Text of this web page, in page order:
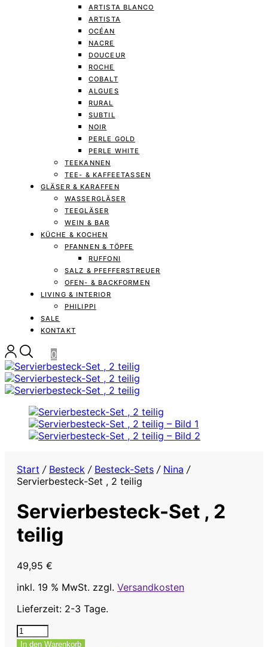
ARTISTA BLANCO
ARTISTA
OCÉAN
NACRE
DOUCEUR
ROCHE
COBALT
ALGUES
RURAL
SUBTIL
NOIR
PERLE GOLD
PERLE WHITE
TEEKANNEN
TEE- & KAFFEETASSEN
GLÄSER & KARAFFEN
WASSERGLÄSER
TEEGLÄSER
WEIN & BAR
KÜCHE & KOCHEN
PFANNEN & TÖPFE
RUFFONI
SALZ & PFEFFERSTREUER
OFEN- & BACKFORMEN
LIVING & INTERIOR
PHILIPPI
SALE
KONTAKT
0
Start / Besteck / Besteck-Sets / Nina /
Servierbesteck-Set , 2 teilig
Servierbesteck-Set , 2
teilig
49,95 €
inkl. 19 % MwSt. zzgl. Versandkosten
Lieferzeit: 2-3 Tage.
Servierbesteck-
SetIn den Warenkorb